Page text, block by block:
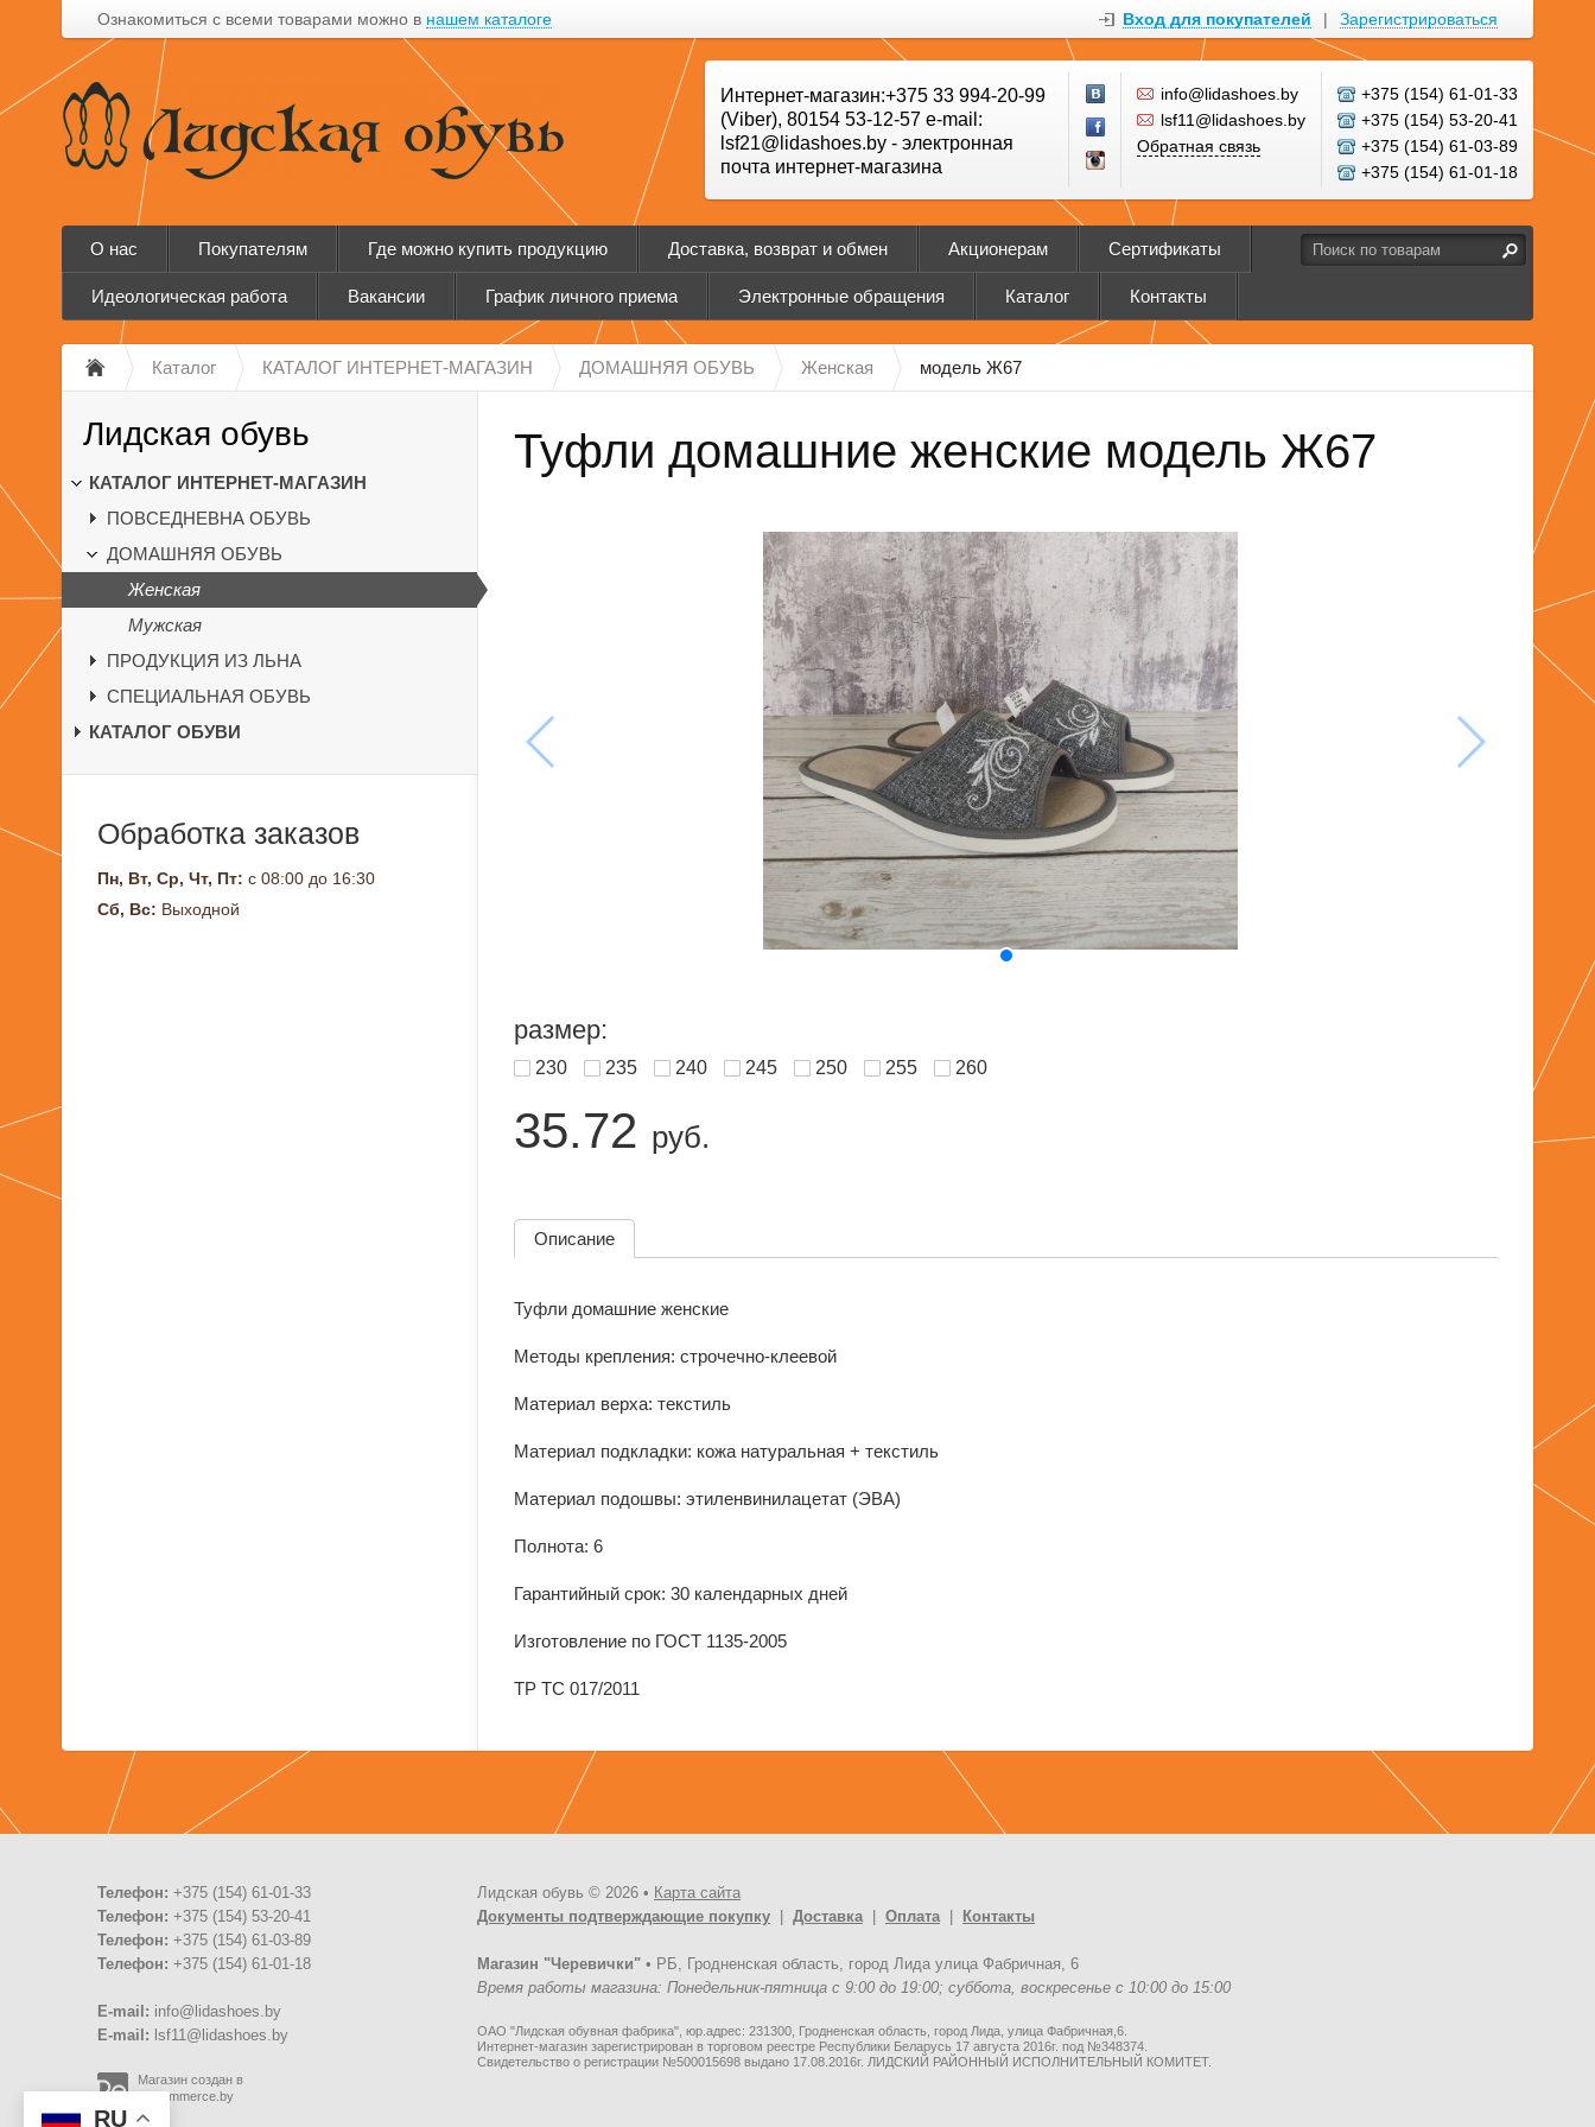
RU
Ознакомиться с всеми товарами можно в нашем каталоге Вход для покупателей | Зарегистрироваться
Интернет-магазин:+375 33 994-20-99
(Viber), 80154 53-12-57 e-mail:
lsf21@lidashoes.by - электронная
почта интернет-магазина
info@lidashoes.by
lsf11@lidashoes.by
Обратная связь
+375 (154) 61-01-33
+375 (154) 53-20-41
+375 (154) 61-03-89
+375 (154) 61-01-18
О нас Покупателям Где можно купить продукцию Доставка, возврат и обмен Акционерам Сертификаты
Идеологическая работа Вакансии График личного приема Электронные обращения Каталог Контакты
Каталог КАТАЛОГ ИНТЕРНЕТ-МАГАЗИН ДОМАШНЯЯ ОБУВЬ Женская модель Ж67
Туфли домашние женские модель Ж67
размер:
230 235 240 245 250 255 260
35.72 руб.
Описание
Туфли домашние женские
Методы крепления: строчечно-клеевой
Материал верха: текстиль
Материал подкладки: кожа натуральная + текстиль
Материал подошвы: этиленвинилацетат (ЭВА)
Полнота: 6
Гарантийный срок: 30 календарных дней
Изготовление по ГОСТ 1135-2005
ТР ТС 017/2011
Лидская обувь
КАТАЛОГ ИНТЕРНЕТ-МАГАЗИН
ПОВСЕДНЕВНА ОБУВЬ
ДОМАШНЯЯ ОБУВЬ
Женская
Мужская
ПРОДУКЦИЯ ИЗ ЛЬНА
СПЕЦИАЛЬНАЯ ОБУВЬ
КАТАЛОГ ОБУВИ
Обработка заказов
Пн, Вт, Ср, Чт, Пт: с 08:00 до 16:30
Сб, Вс: Выходной
Телефон: +375 (154) 61-01-33
Телефон: +375 (154) 53-20-41
Телефон: +375 (154) 61-03-89
Телефон: +375 (154) 61-01-18
E-mail: info@lidashoes.by
E-mail: lsf11@lidashoes.by
Магазин создан в
Recommerce.by
Лидская обувь © 2026 • Карта сайта
Документы подтверждающие покупку
Доставка| Оплата| Контакты
Магазин "Черевички" • РБ, Гродненская область, город Лида улица Фабричная, 6
Время работы магазина: Понедельник-пятница с 9:00 до 19:00; суббота, воскресенье с 10:00 до 15:00
ОАО "Лидская обувная фабрика", юр.адрес: 231300, Гродненская область, город Лида, улица Фабричная,6.
Интернет-магазин зарегистрирован в торговом реестре Республики Беларусь 17 августа 2016г. под №348374.
Свидетельство о регистрации №500015698 выдано 17.08.2016г. ЛИДСКИЙ РАЙОННЫЙ ИСПОЛНИТЕЛЬНЫЙ КОМИТЕТ.